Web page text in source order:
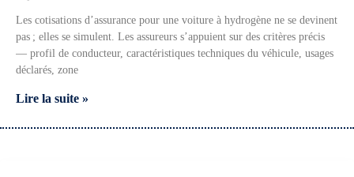
Les cotisations d’assurance pour une voiture à hydrogène ne se devinent
pas ; elles se simulent. Les assureurs s’appuient sur des critères précis
— profil de conducteur, caractéristiques techniques du véhicule, usages
déclarés, zone
Lire la suite »